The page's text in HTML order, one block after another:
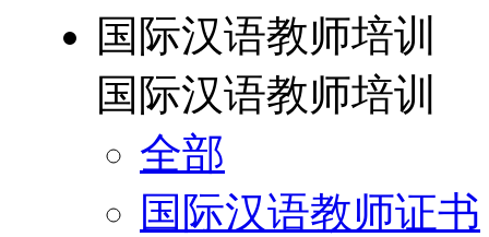
国际汉语教师培训
国际汉语教师培训
全部
国际汉语教师证书